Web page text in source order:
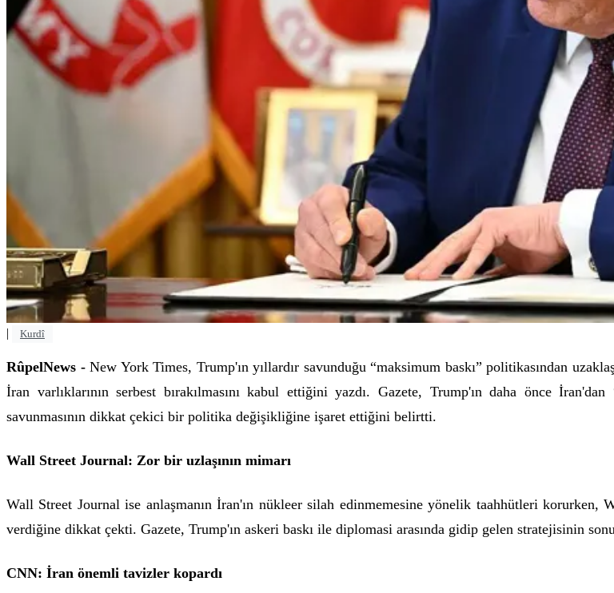
| Kurdî
RûpelNews -New York Times, Trump'ın yıllardır savunduğu “maksimum baskı” politikasından
İran varlıklarının serbest bırakılmasını kabul ettiğini yazdı. Gazete, Trump'ın daha önce
savunmasının dikkat çekici bir politika değişikliğine işaret ettiğini belirtti.
Wall Street Journal: Zor bir uzlaşının mimarı
Wall Street Journal ise anlaşmanın İran'ın nükleer silah edinmemesine yönelik taahhütleri korurken,
verdiğine dikkat çekti. Gazete, Trump'ın askeri baskı ile diplomasi arasında gidip gelen stratejisinin
CNN: İran önemli tavizler kopardı